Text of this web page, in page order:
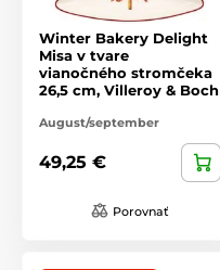
Winter Bakery Delight
Misa v tvare
vianočného stromčeka
26,5 cm, Villeroy & Boch
August/september
49,25 €
Porovnať